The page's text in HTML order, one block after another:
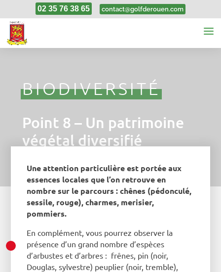
02 35 76 38 65 contact@golfderouen.com
BIODIVERSITÉ
Point 8 – Un patrimoine
végétal diversifié
Une attention particulière est portée aux
essences locales que l’on retrouve en
nombre sur le parcours : chênes (pédonculé,
sessile, rouge), charmes, merisier,
pommiers.
En complément, vous pourrez observer la
présence d’un grand nombre d’espèces
d’arbustes et d’arbres : frênes, pin (noir,
Douglas, sylvestre) peuplier (noir, tremble),